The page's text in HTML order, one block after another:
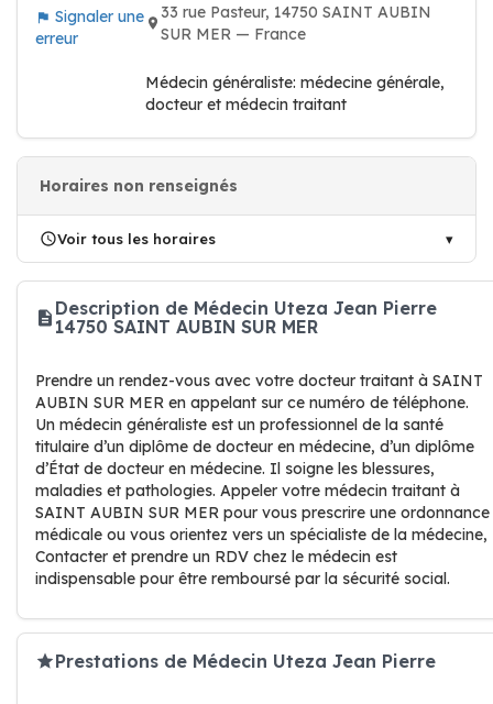
Signaler une
erreur
33 rue Pasteur, 14750 SAINT AUBIN
SUR MER — France
Médecin généraliste: médecine générale,
docteur et médecin traitant
Horaires non renseignés
Voir tous les horaires
Description de Médecin Uteza Jean Pierre
14750 SAINT AUBIN SUR MER
Prendre un rendez-vous avec votre docteur traitant à SAINT
AUBIN SUR MER en appelant sur ce numéro de téléphone.
Un médecin généraliste est un professionnel de la santé
titulaire d’un diplôme de docteur en médecine, d’un diplôme
d’État de docteur en médecine. Il soigne les blessures,
maladies et pathologies. Appeler votre médecin traitant à
SAINT AUBIN SUR MER pour vous prescrire une ordonnance
médicale ou vous orientez vers un spécialiste de la médecine,
Contacter et prendre un RDV chez le médecin est
indispensable pour être remboursé par la sécurité social.
Prestations de Médecin Uteza Jean Pierre